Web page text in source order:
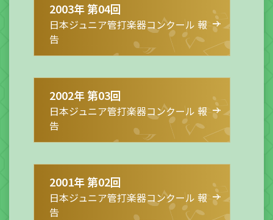
2003年 第04回
日本ジュニア管打楽器コンクール 報
告
2002年 第03回
日本ジュニア管打楽器コンクール 報
告
2001年 第02回
日本ジュニア管打楽器コンクール 報
告